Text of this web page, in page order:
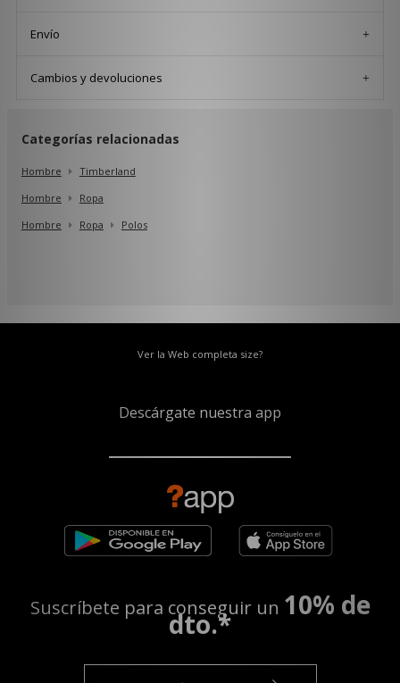
Envío
Cambios y devoluciones
Categorías relacionadas
Hombre
Timberland
Hombre
Ropa
Hombre
Ropa Polos
Ver la Web completa size?
Descárgate nuestra app
Suscríbete para conseguir un 10% de
dto.*